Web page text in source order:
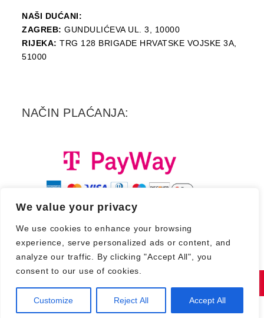
We value your privacy
We use cookies to enhance your browsing
experience, serve personalized ads or content, and
analyze our traffic. By clicking "Accept All", you
consent to our use of cookies.
Customize Reject All Accept All
NAŠI DUĆANI:
ZAGREB: GUNDULIĆEVA UL. 3, 10000
RIJEKA: TRG 128 BRIGADE HRVATSKE VOJSKE 3A,
51000
NAČIN PLAĆANJA: